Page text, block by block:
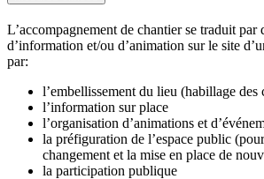
L’accompagnement de chantier se traduit par
d’information et/ou d’animation sur le site
par:
l’embellissement du lieu (habillage des
l’information sur place
l’organisation d’animations et
la préfiguration de l’espace public
changement et la mise en place de
la participation publique